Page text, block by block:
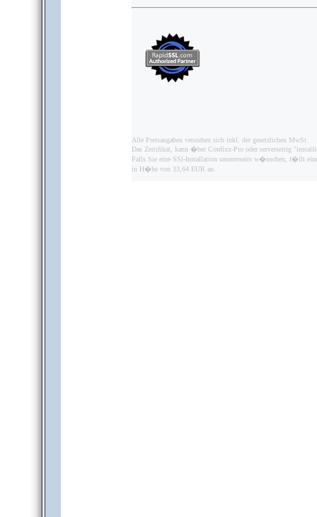
Alle Preisangaben verstehen sich inkl. der gesetzlichen MwSt.
Das Zertifikat, kann �ber Confixx-Pro oder serverseitig
Falls Sie eine SSl-Installation unsererseits w�nschen, f�llt
in H�he von 33,64 EUR an.